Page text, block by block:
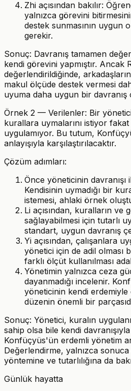
Zhi açısından bakılır:
yalnızca görevini
destek sunmasının uygun
gerekir.
Sonuç: Davranış tamamen
kendi görevini yapmıştır. Ancak
değerlendirildiğinde,
makul ölçüde destek vermesi
uyuma daha uygun bir davranış
Örnek 2 — Verilenler: Bir
kurallara uymalarını istiyor
uygulamıyor. Bu tutum,
anlayışıyla karşılaştırılacaktır.
Çözüm adımları:
Önce yöneticinin davranışı
Kendisinin uymadığı bir
istemesi, ahlaki örnek
Li açısından, kuralların ve
sağlayabilmesi için tutarlı
standart, uygun davranış
Yi açısından, çalışanlara
yönetici için de adil olması
farklı ölçüt kullanılması
Yönetimin yalnızca ceza
dayanmadığı incelenir.
yöneticinin kendi
düzenin önemli bir
Sonuç: Yönetici, kuralın
sahip olsa bile kendi
Konfüçyüs'ün erdemli yönetim
Değerlendirme, yalnızca
yöntemine ve tutarlılığına da
Günlük hayatta